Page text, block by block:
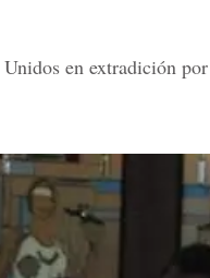
en extradición